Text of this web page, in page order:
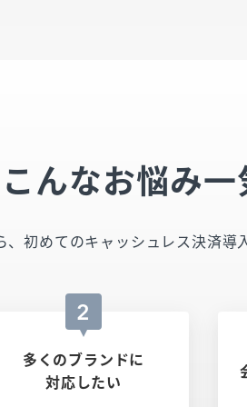
こんなお悩み一
、初めてのキャッシュレス決済
2
多くのブランドに
対応したい